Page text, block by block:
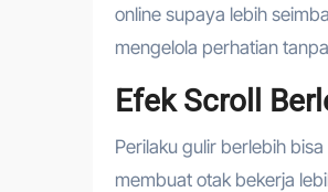
online supaya lebih
mengelola perhatian
Efek Scroll
Perilaku gulir berlebih
membuat otak bekerja